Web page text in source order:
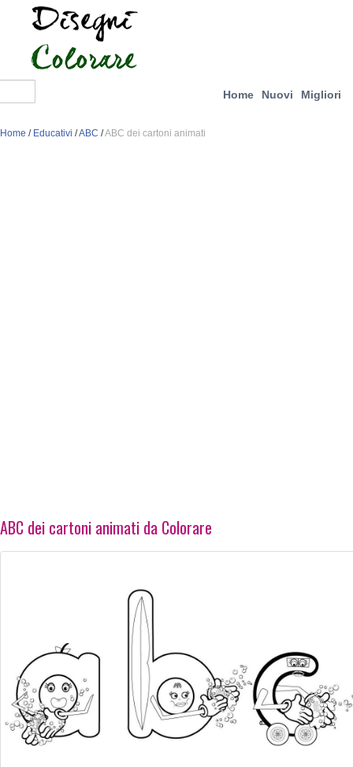
Home Nuovi Migliori
Home / Educativi /ABC /ABC dei cartoni animati
ABC dei cartoni animati da Colorare